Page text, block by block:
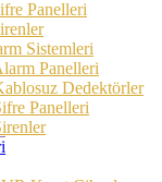
Panelleri
Sistemleri
Panelleri
Dedektörler
Panelleri